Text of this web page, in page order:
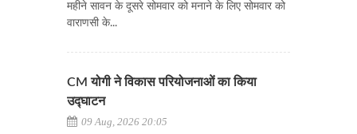
महीने सावन के दूसरे सोमवार को मनाने के लिए सोमवार को
वाराणसी के...
CM योगी ने विकास परियोजनाओं का किया
उद्घाटन
09 Aug, 2026 20:05